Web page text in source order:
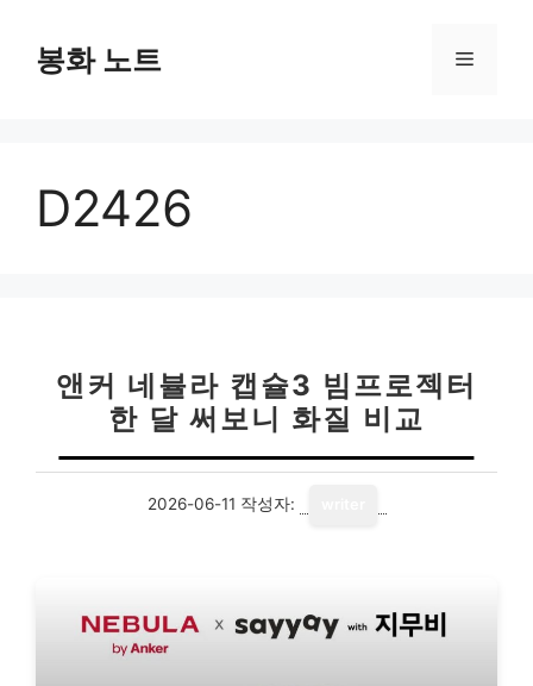
봉화 노트 메
D2426
앤커 네뷸라 캡슐3 빔프로젝터
한 달 써보니 화질 비교
2026-06-11 작성자: